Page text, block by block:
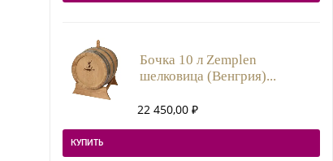
Бочка 10 л Zemplen
шелковица (Венгрия)...
22 450,00 ₽
КУПИТЬ